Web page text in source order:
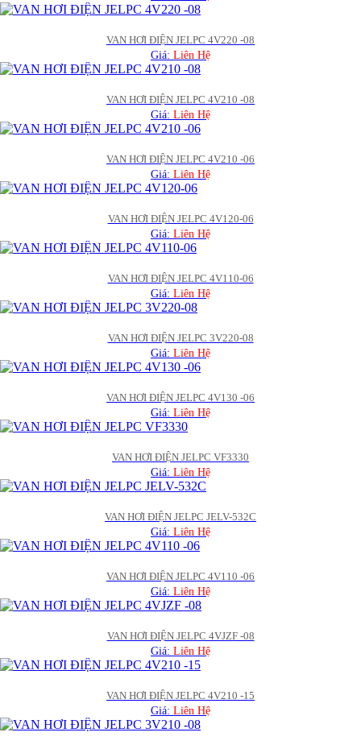
VAN HƠI ĐIỆN JELPC 4V220 -08
Giá: Liên Hệ
VAN HƠI ĐIỆN JELPC 4V210 -08
Giá: Liên Hệ
VAN HƠI ĐIỆN JELPC 4V210 -06
Giá: Liên Hệ
VAN HƠI ĐIỆN JELPC 4V120-06
Giá: Liên Hệ
VAN HƠI ĐIỆN JELPC 4V110-06
Giá: Liên Hệ
VAN HƠI ĐIỆN JELPC 3V220-08
Giá: Liên Hệ
VAN HƠI ĐIỆN JELPC 4V130 -06
Giá: Liên Hệ
VAN HƠI ĐIỆN JELPC VF3330
Giá: Liên Hệ
VAN HƠI ĐIỆN JELPC JELV-532C
Giá: Liên Hệ
VAN HƠI ĐIỆN JELPC 4V110 -06
Giá: Liên Hệ
VAN HƠI ĐIỆN JELPC 4VJZF -08
Giá: Liên Hệ
VAN HƠI ĐIỆN JELPC 4V210 -15
Giá: Liên Hệ